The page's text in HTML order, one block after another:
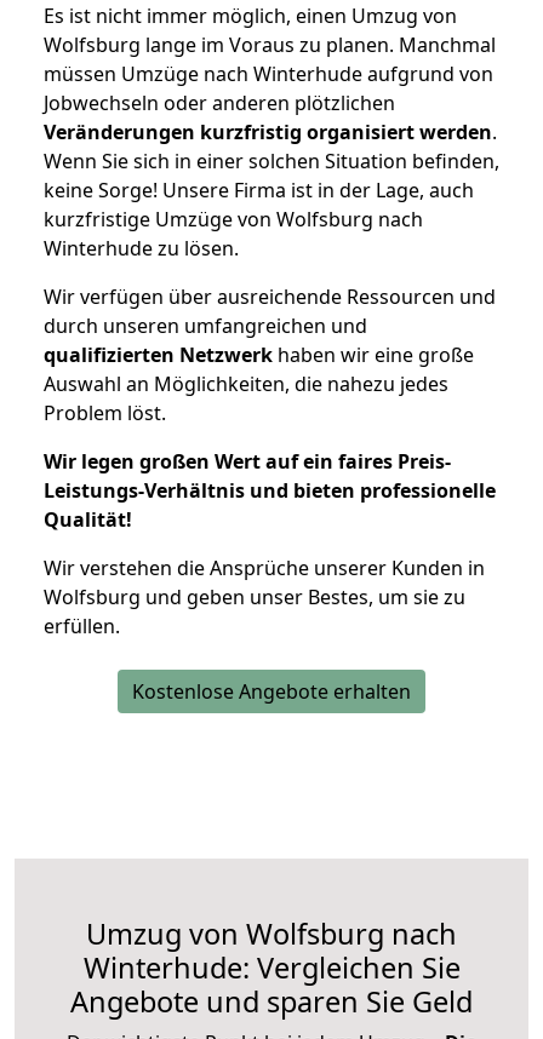
Es ist nicht immer möglich, einen Umzug von
Wolfsburg lange im Voraus zu planen. Manchmal
müssen Umzüge nach Winterhude aufgrund von
Jobwechseln oder anderen plötzlichen
Veränderungen kurzfristig organisiert werden.
Wenn Sie sich in einer solchen Situation befinden,
keine Sorge! Unsere Firma ist in der Lage, auch
kurzfristige Umzüge von Wolfsburg nach
Winterhude zu lösen.
Wir verfügen über ausreichende Ressourcen und
durch unseren umfangreichen und
qualifizierten Netzwerk haben wir eine große
Auswahl an Möglichkeiten, die nahezu jedes
Problem löst.
Wir legen großen Wert auf ein faires Preis-
Leistungs-Verhältnis und bieten professionelle
Qualität!
Wir verstehen die Ansprüche unserer Kunden in
Wolfsburg und geben unser Bestes, um sie zu
erfüllen.
Kostenlose Angebote erhalten
Umzug von Wolfsburg nach
Winterhude: Vergleichen Sie
Angebote und sparen Sie Geld